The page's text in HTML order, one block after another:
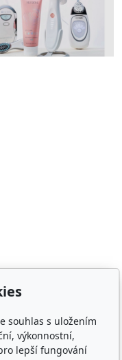
souhlas s uložením
výkonnostní,
lepší fungování